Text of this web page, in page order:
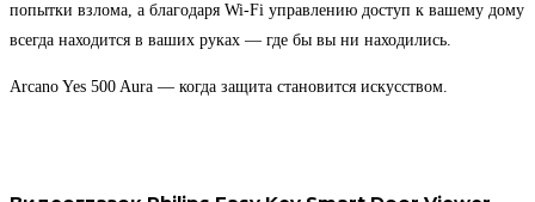
попытки взлома, а благодаря Wi-Fi управлению доступ к вашему дому
всегда находится в ваших руках — где бы вы ни находились.
Arcano Yes 500 Aura — когда защита становится искусством.